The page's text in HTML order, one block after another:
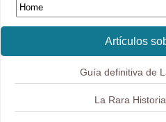
Artículos
Guía definitiva de
La Rara